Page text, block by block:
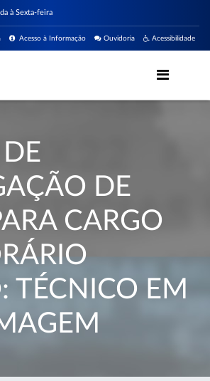
à Sexta-feira
Acessibilidade
Ouvidoria
Acesso à Informação
DE
CARGO
TÉCNICO EM